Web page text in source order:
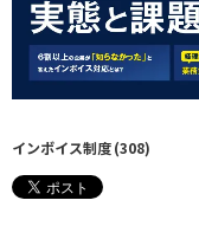
インボイス制度 (308)